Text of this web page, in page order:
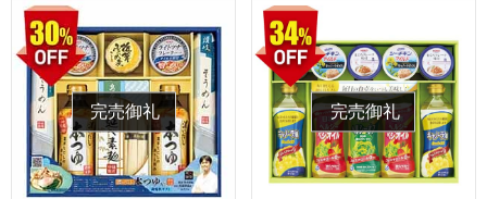
キッコーマン濃いだし本つゆ＆素麺バラエティギフト【夏
完売御礼
日清オイル＆はごろもシー
完売御礼